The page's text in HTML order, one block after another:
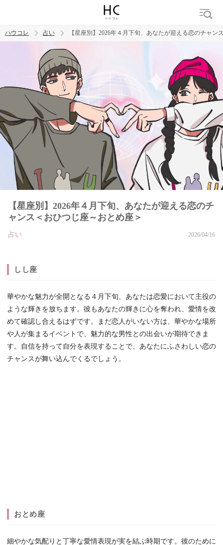
トレンド ワード
ハウコレ 占い 【星座別】2026年４月下旬、あなたが迎える恋のチャン
【星座別】2026年４月下旬、あなたが迎える恋のチ
ャンス＜おひつじ座～おとめ座＞
占い 2026/04/16
しし座
華やかな魅力が全開となる４月下旬、あなたは恋愛において主役の
ような輝きを放ちます。彼もあなたの輝きに心を奪われ、愛情を改
めて確認し合えるはずです。まだ恋人がいない方は、華やかな場所
や人が集まるイベントで、魅力的な男性との出会いが期待できま
す。自信を持って自分を表現することで、あなたにふさわしい恋の
チャンスが舞い込んでくるでしょう。
おとめ座
細やかな気配りと丁寧な愛情表現が実を結ぶ時期です。彼のために